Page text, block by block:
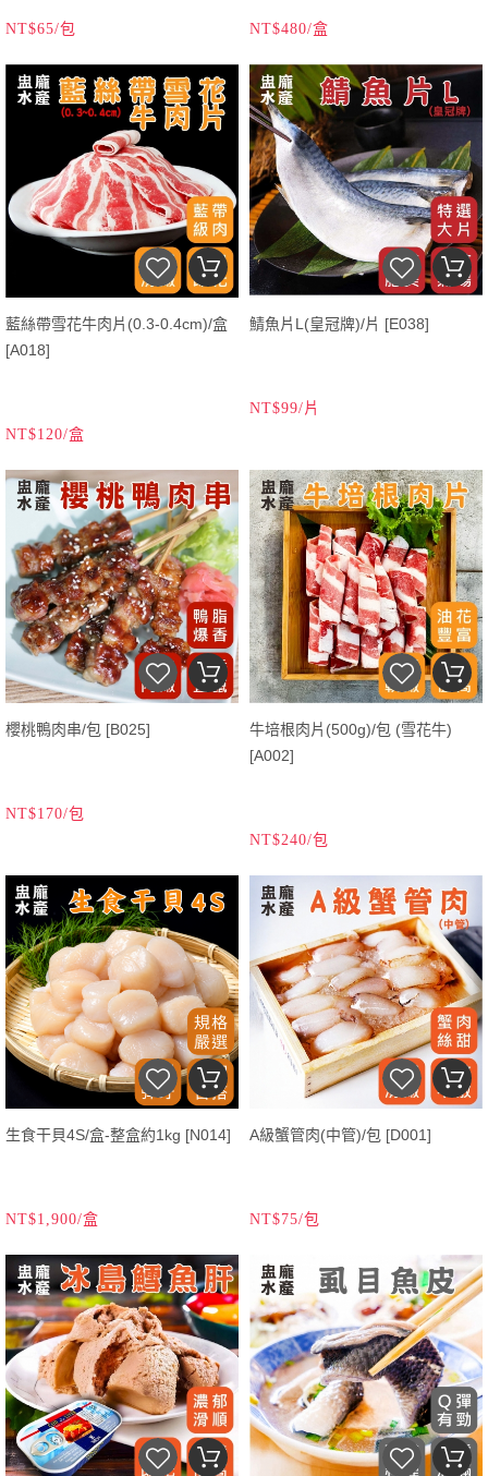
NT$65/包 NT$480/盒
藍絲帶雪花牛肉片(0.3-0.4cm)/盒
[A018]
NT$120/盒
鯖魚片L(皇冠牌)/片 [E038]
NT$99/片
櫻桃鴨肉串/包 [B025]
NT$170/包
牛培根肉片(500g)/包 (雪花牛)
[A002]
NT$240/包
生食干貝4S/盒-整盒約1kg [N014]
NT$1,900/盒
A級蟹管肉(中管)/包 [D001]
NT$75/包